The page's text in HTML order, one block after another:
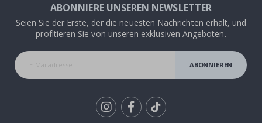
ABONNIERE UNSEREN NEWSLETTER
Seien Sie der Erste, der die neuesten Nachrichten erhält, und
profitieren Sie von unseren exklusiven Angeboten.
ABONNIEREN